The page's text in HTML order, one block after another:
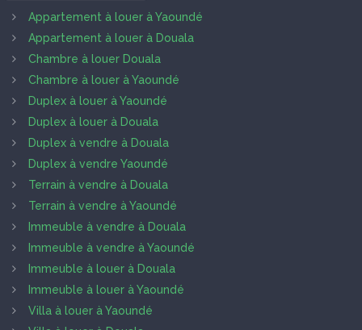
Appartement à louer à Yaoundé
Appartement à louer à Douala
Chambre à louer Douala
Chambre à louer à Yaoundé
Duplex à louer à Yaoundé
Duplex à louer à Douala
Duplex à vendre à Douala
Duplex à vendre Yaoundé
Terrain à vendre à Douala
Terrain à vendre à Yaoundé
Immeuble à vendre à Douala
Immeuble à vendre à Yaoundé
Immeuble à louer à Douala
Immeuble à louer à Yaoundé
Villa à louer à Yaoundé